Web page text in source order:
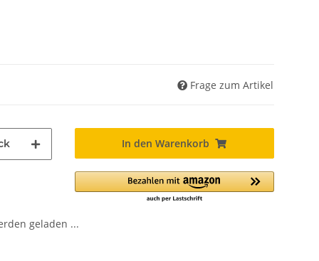
Frage zum Artikel
In den Warenkorb
geladen ...